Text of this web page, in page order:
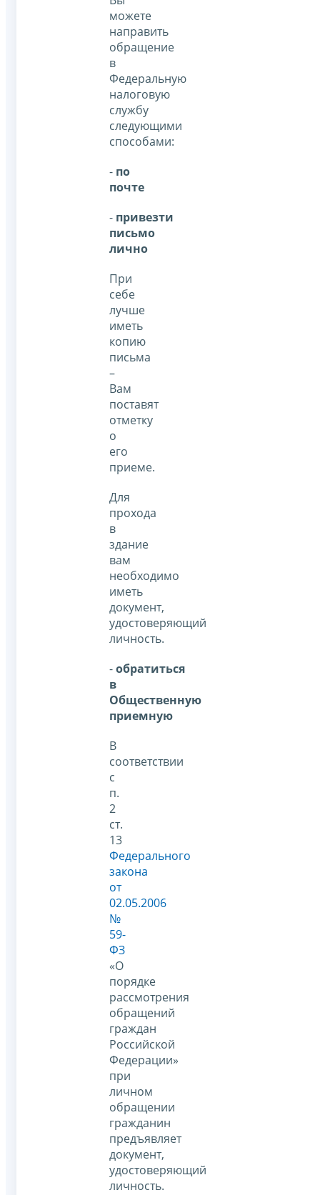
можете
направить
обращение
в
Федеральную
налоговую
службу
следующими
способами:
- по
почте
- привезти
письмо
лично
При
себе
лучше
иметь
копию
письма
–
Вам
поставят
отметку
о
его
приеме.
Для
прохода
в
здание
вам
необходимо
иметь
документ,
удостоверяющий
личность.
-обратиться
в
Общественную
приемную
В
соответствии
с
п.
2
ст.
13
Федерального
закона
от
02.05.2006
№
59-
ФЗ
«О
порядке
рассмотрения
обращений
граждан
Российской
Федерации»
при
личном
обращении
гражданин
предъявляет
документ,
удостоверяющий
личность.